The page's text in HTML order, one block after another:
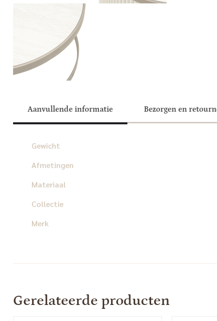
Aanvullende informatie Bezorgen en
Gewicht
Afmetingen
Materiaal
Collectie
Merk
Gerelateerde producten